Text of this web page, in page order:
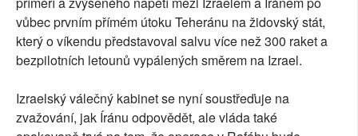
vůbec prvním přímém útoku Teheránu na židovský stát,
který o víkendu představoval salvu více než 300 raket a
bezpilotních letounů vypálených směrem na Izrael.
Izraelský válečný kabinet se nyní soustřeďuje na
zvažování, jak Íránu odpovědět, ale vláda také